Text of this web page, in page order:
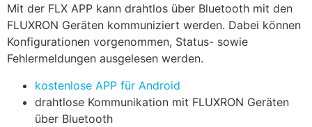
Mit der FLX APP kann drahtlos über Bluetooth mit den
FLUXRON Geräten kommuniziert werden. Dabei können
Konfigurationen vorgenommen, Status- sowie
Fehlermeldungen ausgelesen werden.
kostenlose APP für Android
drahtlose Kommunikation mit FLUXRON Geräten
über Bluetooth